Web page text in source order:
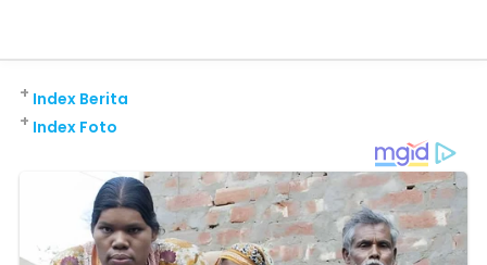
Index Berita
+
Index Foto
+